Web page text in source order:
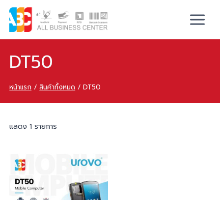
DT50
หน้าแรก / สินค้าทั้งหมด / DT50
แสดง 1 รายการ